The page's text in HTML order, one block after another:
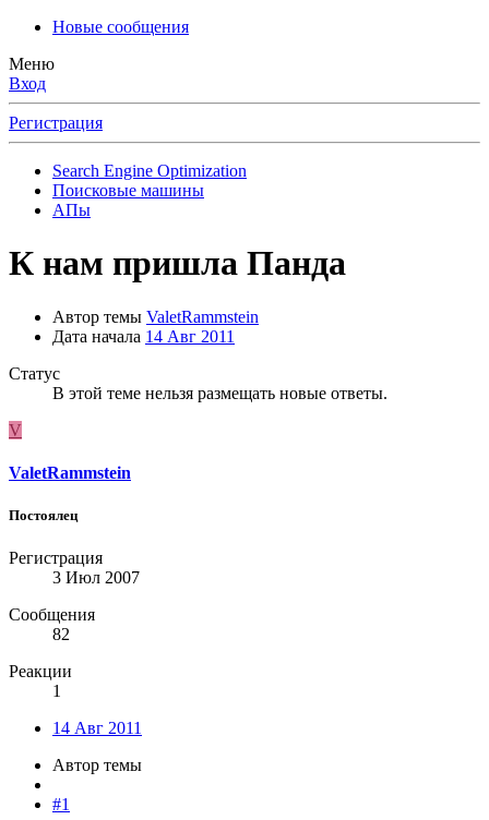
Новые сообщения
Меню
Вход
Регистрация
Search Engine Optimization
Поисковые машины
АПы
К нам пришла Панда
Автор темы ValetRammstein
Дата начала 14 Авг 2011
Статус
В этой теме нельзя размещать новые ответы.
V
ValetRammstein
Постоялец
Регистрация
3 Июл 2007
Сообщения
82
Реакции
1
14 Авг 2011
Автор темы
#1